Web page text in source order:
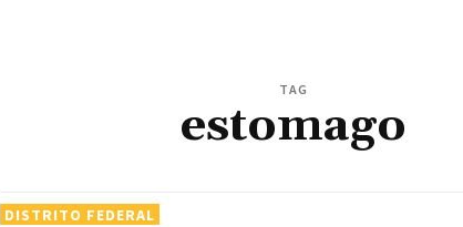
TAG
estomago
DISTRITO FEDERAL